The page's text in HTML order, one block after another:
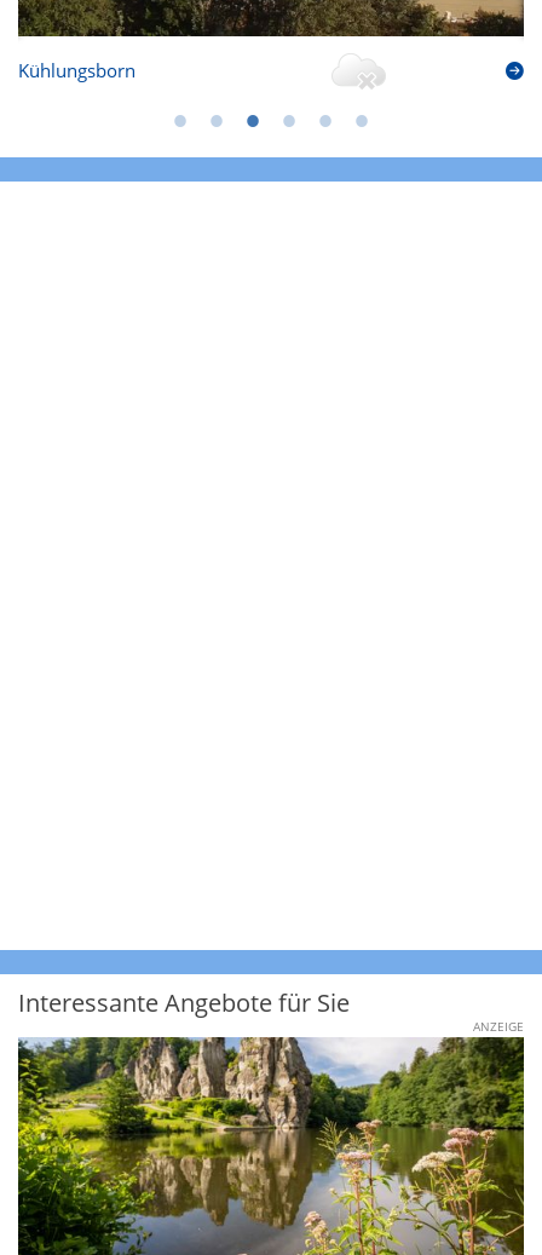
Kühlungsborn
Interessante Angebote für Sie
ANZEIGE